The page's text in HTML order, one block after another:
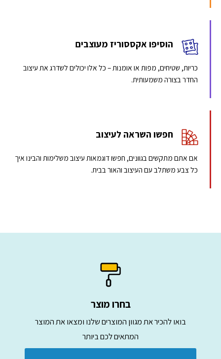
הוסיפו אקססוריז מעוצבים
כריות, שטיחים, מפות או אומנות – כל אלו יכולים לשדרג את עיצוב
החדר בצורה משמעותית.
חפשו השראה לעיצוב
אם אתם מתקשים בגוונים, חפשו דוגמאות עיצוב משלימות והבינו איך
כל צבע משתלב עם העיצוב והאור בבית.
בחרו מוצר
בואו להכיר את מגוון המוצרים שלנו ומצאו את המוצר
המתאים לכם ביותר